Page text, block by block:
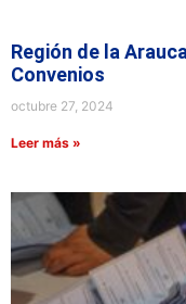
Región de la
Convenios
octubre 27, 2024
Leer más »